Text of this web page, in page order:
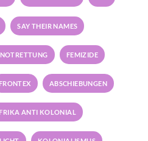
SAY THEIR NAMES
FEMIZIDE
ABSCHIEBUNGEN
ANTI KOLONIAL